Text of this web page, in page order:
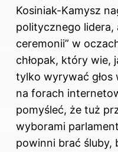
Kosiniak-Kamysz
politycznego lidera,
ceremonii” w
chłopak, który wie,
tylko wyrywać głos
na forach
pomyśleć, że tuż
wyborami
powinni brać śluby,